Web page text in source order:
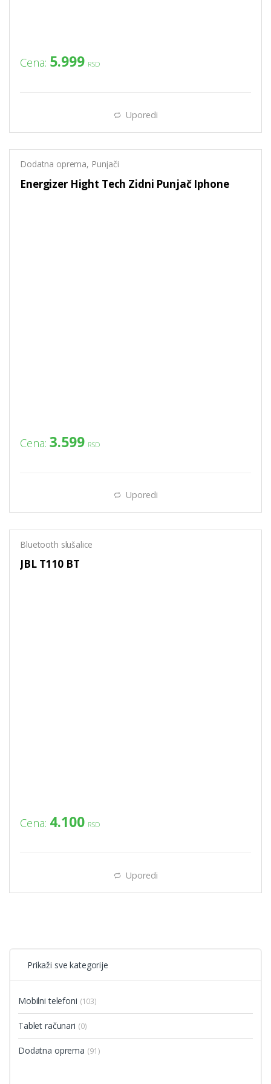
Cena: 5.999 RSD
Uporedi
Dodatna oprema, Punjači
Energizer Hight Tech Zidni Punjač Iphone
Cena: 3.599 RSD
Uporedi
Bluetooth slušalice
JBL T110 BT
Cena: 4.100 RSD
Uporedi
Prikaži sve kategorije
Mobilni telefoni (103)
Tablet računari (0)
Dodatna oprema (91)